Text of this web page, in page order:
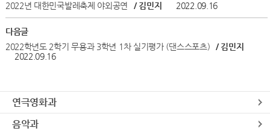
2022년 대한민국발레축제 야외공연
/ 김민지 2022.09.16
다음글
2022학년도 2학기 무용과 3학년 1차 실기평가 (댄스스포츠)
/ 김민지
2022.09.16
연극영화과
음악과